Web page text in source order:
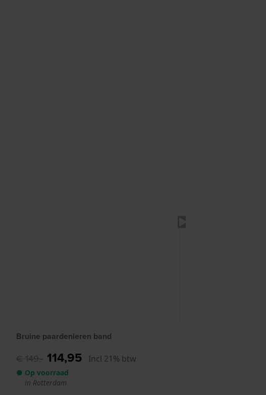
Bruine paardenleren band
€ 149,- 114,95 Incl 21% btw
● Op voorraad
in Rotterdam